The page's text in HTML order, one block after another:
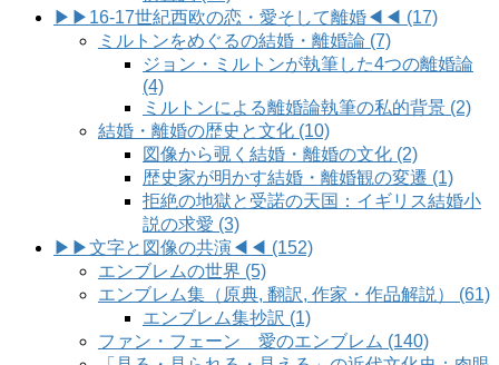
▶▶16-17世紀西欧の恋・愛そして離婚◀◀ (17)
ミルトンをめぐるの結婚・離婚論 (7)
ジョン・ミルトンが執筆した4つの離婚論
(4)
ミルトンによる離婚論執筆の私的背景 (2)
結婚・離婚の歴史と文化 (10)
図像から覗く結婚・離婚の文化 (2)
歴史家が明かす結婚・離婚観の変遷 (1)
拒絶の地獄と受諾の天国：イギリス結婚小
説の求愛 (3)
▶▶文字と図像の共演◀◀ (152)
エンブレムの世界 (5)
エンブレム集（原典, 翻訳, 作家・作品解説） (61)
エンブレム集抄訳 (1)
ファン・フェーン 愛のエンブレム (140)